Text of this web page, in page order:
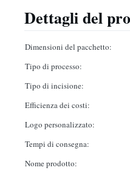
Dettagli del
Dimensioni del pacchetto:
Tipo di processo:
Tipo di incisione:
Efficienza dei costi:
Logo personalizzato:
Tempi di consegna:
Nome prodotto: